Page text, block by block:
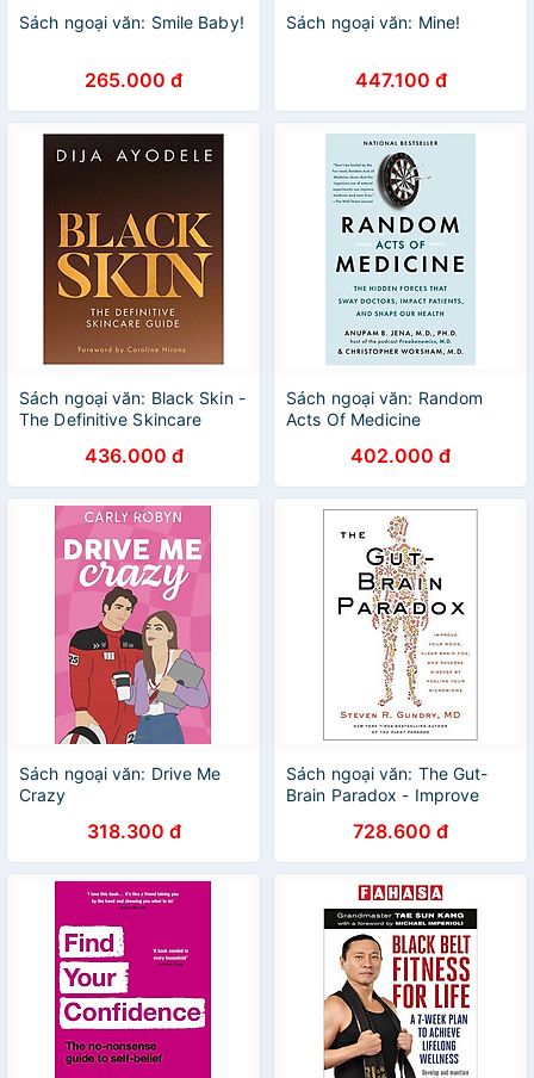
Sách ngoại văn: Smile Baby!
265.000 đ
Sách ngoại văn: Mine!
447.100 đ
Sách ngoại văn: Black Skin -
The Definitive Skincare
436.000 đ
Sách ngoại văn: Random
Acts Of Medicine
402.000 đ
Sách ngoại văn: Drive Me
Crazy
318.300 đ
Sách ngoại văn: The Gut-
Brain Paradox - Improve
And Reverse Disease By
Healing Your Microbiome
728.600 đ